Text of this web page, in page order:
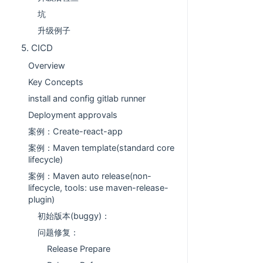
坑
升级例子
5. CICD
Overview
Key Concepts
install and config gitlab runner
Deployment approvals
案例：Create-react-app
案例：Maven template(standard core
lifecycle)
案例：Maven auto release(non-
lifecycle, tools: use maven-release-
plugin)
初始版本(buggy)：
问题修复：
Release Prepare